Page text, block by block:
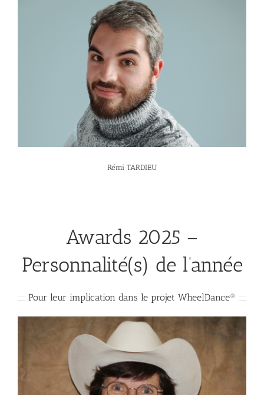
Rémi TARDIEU
Awards 2025 –
Personnalité(s) de l’année
Pour leur implication dans le projet WheelDance®